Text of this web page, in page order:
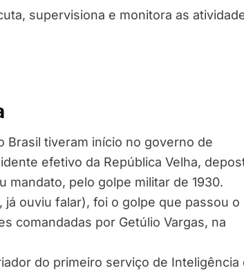
supervisiona e monitora as
Brasil tiveram início no governo de
efetivo da República Velha,
mandato, pelo golpe militar de 1930.
ouviu falar), foi o golpe que passou o
comandadas por Getúlio Vargas, na
do primeiro serviço de Inteligência